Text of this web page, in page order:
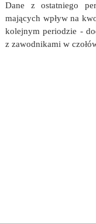
Dane z ostatniego
mających wpływ na
kolejnym periodzie -
z zawodnikami w